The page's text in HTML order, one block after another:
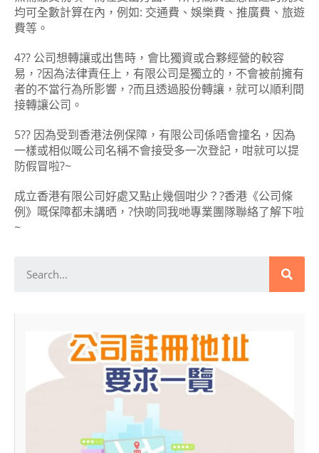
均可全數計算在內，例如: 交通費、娛樂費、推廣費、旅遊
費等。
4?? 公司想轉讓或出售時，會比獨資或合夥經營的較容
易， ?因為法律責任上，有限公司是獨立的，不會被前擁有
者的不當行為所影響， ?而且透過股份轉讓，就可以順利間
接轉讓公司。
5?? 因為受到香港法例保障，有限公司係唔會撞名，因為
一樣或相似嘅公司名稱不會接受多一次登記，咁就可以提
防假冒啦?~
成立香港有限公司好處又點止幾個咁少？?香港《公司條
例》嘅保障都未講晒， ?快啲同我哋專業團隊聯絡了解下啦
~